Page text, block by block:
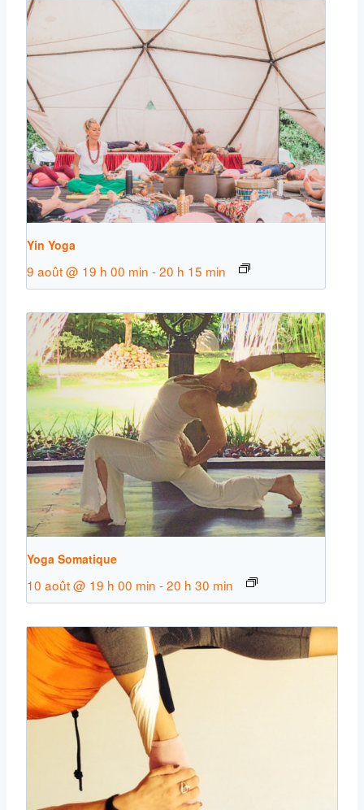
Yin Yoga
9 août @ 19 h 00 min -20 h 15 min
Yoga Somatique
10 août @ 19 h 00 min -20 h 30 min